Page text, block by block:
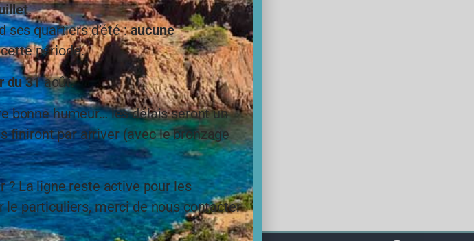
.
ses quartiers d’été :aucune
période.
du 31août.
bonne humeur… les délais seront un
finiront par arriver (avec le bronzage
? La ligne reste active pour les
le particuliers, merci de nous contacter